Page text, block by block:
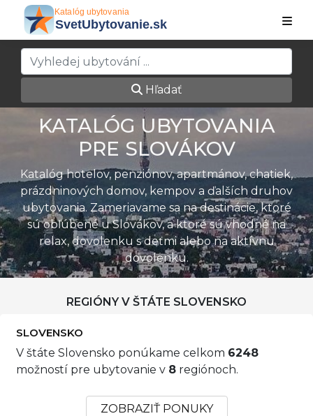
Hľadať
KATALÓG UBYTOVANIA
PRE SLOVÁKOV
Katalóg hotelov, penziónov, apartmánov, chatiek,
prázdninových domov, kempov a ďalších druhov
ubytovania. Zameriavame sa na destinácie, ktoré
sú obľúbené u Slovákov, a ktoré sú vhodné na
relax, dovolenku s deťmi alebo na aktívnu
dovolenku.
REGIÓNY V ŠTÁTE SLOVENSKO
SLOVENSKO
V štáte Slovensko ponúkame celkom 6248
možností pre ubytovanie v 8 regiónoch.
ZOBRAZIŤ PONUKY